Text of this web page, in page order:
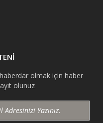
olmak için haber
olunuz